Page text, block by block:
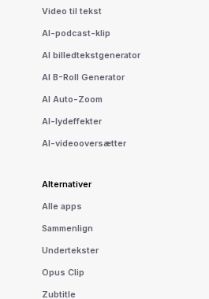
Video til tekst
AI-podcast-klip
AI billedtekstgenerator
AI B-Roll Generator
AI Auto-Zoom
AI-lydeffekter
AI-videooversætter
Alternativer
Alle apps
Sammenlign
Undertekster
Opus Clip
Zubtitle